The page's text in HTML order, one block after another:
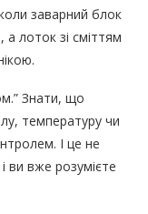
заварний блок
лоток зі сміттям
Знати, що
температуру чи
І це не
ви вже розумієте